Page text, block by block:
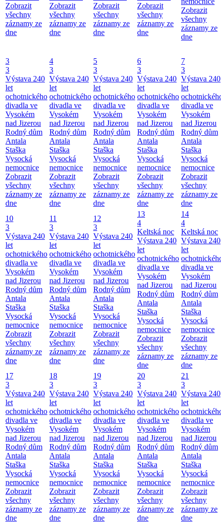
Zobrazit
všechny
záznamy ze
dne
Zobrazit
všechny
záznamy ze
dne
Zobrazit
všechny
záznamy ze
dne
Zobrazit
všechny
záznamy ze
dne
Zobrazit
všechny
záznamy ze
dne
3
3
Výstava 240
let
ochotnického
divadla ve
Vysokém
nad Jizerou
Rodný dům
Antala
Staška
Vysocká
nemocnice
Zobrazit
všechny
záznamy ze
dne
4
3
Výstava 240
let
ochotnického
divadla ve
Vysokém
nad Jizerou
Rodný dům
Antala
Staška
Vysocká
nemocnice
Zobrazit
všechny
záznamy ze
dne
5
3
Výstava 240
let
ochotnického
divadla ve
Vysokém
nad Jizerou
Rodný dům
Antala
Staška
Vysocká
nemocnice
Zobrazit
všechny
záznamy ze
dne
6
3
Výstava 240
let
ochotnického
divadla ve
Vysokém
nad Jizerou
Rodný dům
Antala
Staška
Vysocká
nemocnice
Zobrazit
všechny
záznamy ze
dne
7
3
Výstava 240
let
divadla ve
Vysokém
nad Jizerou
Rodný dům
Antala
Staška
Vysocká
nemocnice
Zobrazit
všechny
záznamy ze
dne
10
3
Výstava 240
let
ochotnického
divadla ve
Vysokém
nad Jizerou
Rodný dům
Antala
Staška
Vysocká
nemocnice
Zobrazit
všechny
záznamy ze
dne
11
3
Výstava 240
let
ochotnického
divadla ve
Vysokém
nad Jizerou
Rodný dům
Antala
Staška
Vysocká
nemocnice
Zobrazit
všechny
záznamy ze
dne
12
3
Výstava 240
let
ochotnického
divadla ve
Vysokém
nad Jizerou
Rodný dům
Antala
Staška
Vysocká
nemocnice
Zobrazit
všechny
záznamy ze
dne
13
4
Keltská noc
Výstava 240
let
ochotnického
divadla ve
Vysokém
nad Jizerou
Rodný dům
Antala
Staška
Vysocká
nemocnice
Zobrazit
všechny
záznamy ze
dne
14
4
Keltská noc
Výstava 240
let
divadla ve
Vysokém
nad Jizerou
Rodný dům
Antala
Staška
Vysocká
nemocnice
Zobrazit
všechny
záznamy ze
dne
17
3
Výstava 240
let
ochotnického
divadla ve
Vysokém
nad Jizerou
Rodný dům
Antala
Staška
Vysocká
nemocnice
Zobrazit
všechny
záznamy ze
dne
18
3
Výstava 240
let
ochotnického
divadla ve
Vysokém
nad Jizerou
Rodný dům
Antala
Staška
Vysocká
nemocnice
Zobrazit
všechny
záznamy ze
dne
19
3
Výstava 240
let
ochotnického
divadla ve
Vysokém
nad Jizerou
Rodný dům
Antala
Staška
Vysocká
nemocnice
Zobrazit
všechny
záznamy ze
dne
20
3
Výstava 240
let
ochotnického
divadla ve
Vysokém
nad Jizerou
Rodný dům
Antala
Staška
Vysocká
nemocnice
Zobrazit
všechny
záznamy ze
dne
21
3
Výstava 240
let
divadla ve
Vysokém
nad Jizerou
Rodný dům
Antala
Staška
Vysocká
nemocnice
Zobrazit
všechny
záznamy ze
dne